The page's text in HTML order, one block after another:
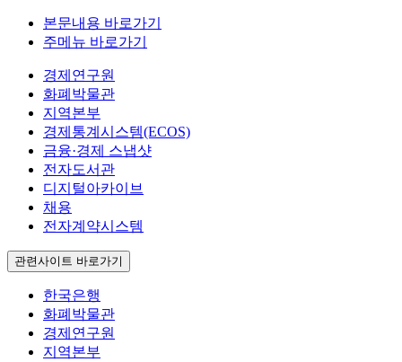
본문내용 바로가기
주메뉴 바로가기
경제연구원
화폐박물관
지역본부
경제통계시스템(ECOS)
금융·경제 스냅샷
전자도서관
디지털아카이브
채용
전자계약시스템
관련사이트 바로가기
한국은행
화폐박물관
경제연구원
지역본부